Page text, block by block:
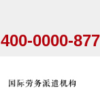
400-0000-877